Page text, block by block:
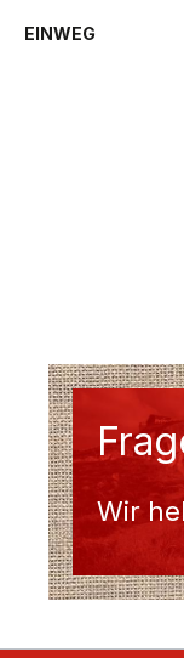
EINWEG
Wir